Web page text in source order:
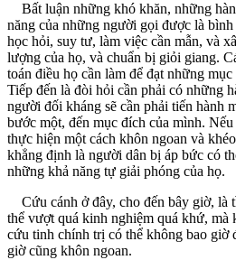
Bất luận những khó khăn, những
năng của những người gọi được là
học hỏi, suy tư, làm việc cần mẫn, và
lượng của họ, và chuẩn bị giỏi giang.
toán điều họ cần làm để đạt những
Tiếp đến là đòi hỏi cần phải có những
người đối kháng sẽ cần phải tiến hành
bước một, đến mục đích của mình.
thực hiện một cách khôn ngoan và
khẳng định là người dân bị áp bức có
những khả năng tự giải phóng của họ.
Cứu cánh ở đây, cho đến bây giờ, là
thể vượt quá kinh nghiệm quá khứ, mà
cứu tinh chính trị có thể không bao giờ
giờ cũng khôn ngoan.